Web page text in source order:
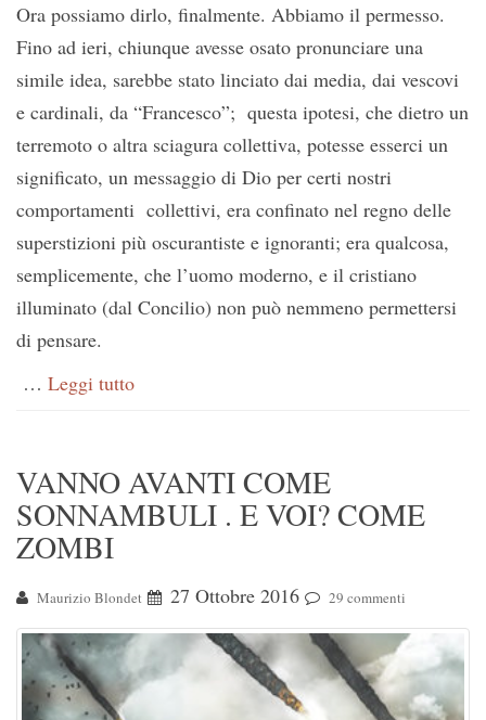
Ora possiamo dirlo, finalmente. Abbiamo il permesso.
Fino ad ieri, chiunque avesse osato pronunciare una
simile idea, sarebbe stato linciato dai media, dai vescovi
e cardinali, da “Francesco”; questa ipotesi, che dietro un
terremoto o altra sciagura collettiva, potesse esserci un
significato, un messaggio di Dio per certi nostri
comportamenti collettivi, era confinato nel regno delle
superstizioni più oscurantiste e ignoranti; era qualcosa,
semplicemente, che l’uomo moderno, e il cristiano
illuminato (dal Concilio) non può nemmeno permettersi
di pensare.
… Leggi tutto
VANNO AVANTI COME
SONNAMBULI . E VOI? COME
ZOMBI
Maurizio Blondet 27 Ottobre 2016 29 commenti